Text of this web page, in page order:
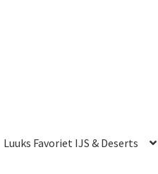
Luuks Favoriet IJS & Deserts